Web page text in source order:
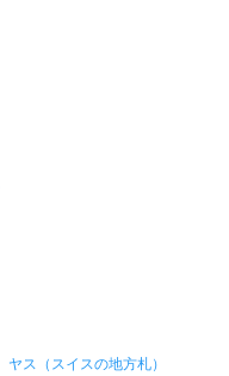
ヤス（スイスの地方札）